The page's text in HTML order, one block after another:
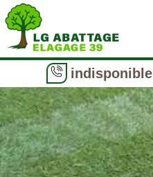
indisponible